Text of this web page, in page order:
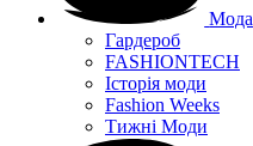
Мода
Гардероб
FASHIONTECH
Історія моди
Fashion Weeks
Тижні Моди